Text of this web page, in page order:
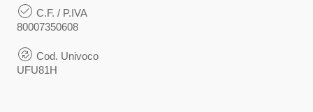
C.F. / P.IVA
80007350608
Cod. Univoco
UFU81H